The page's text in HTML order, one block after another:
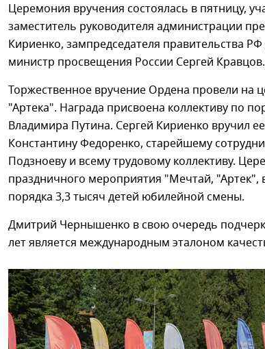
Церемония вручения состоялась в пятницу,
заместитель руководителя администрации
Кириенко, зампредседателя правительства
министр просвещения России Сергей Кравцов.
Торжественное вручение Ордена провели на
"Артека". Награда присвоена коллективу по
Владимира Путина. Сергей Кириенко вручил
Константину Федоренко, старейшему
Подзноеву и всему трудовому коллективу.
праздничного мероприятия "Мечтай, "Артек",
порядка 3,3 тысяч детей юбилейной смены.
Дмитрий Чернышенко в свою очередь
лет является международным эталоном